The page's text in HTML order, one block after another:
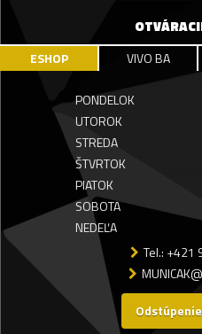
ESHOP VIVO BA
PONDELOK
UTOROK
STREDA
ŠTVRTOK
PIATOK
SOBOTA
NEDEĽA
Tel.: +421